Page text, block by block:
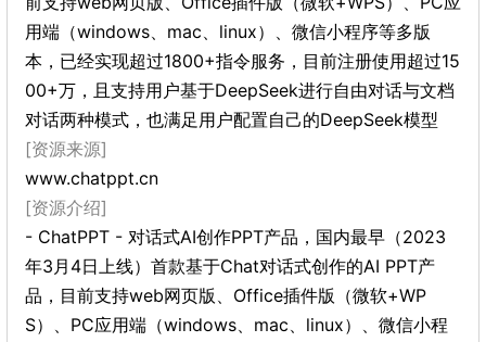
用端（windows、mac、linux）、微信小程序等多版
本，已经实现超过1800+指令服务，目前注册使用超过15
00+万，且支持用户基于DeepSeek进行自由对话与文档
对话两种模式，也满足用户配置自己的DeepSeek模型
[资源来源]
www.chatppt.cn
[资源介绍]
- ChatPPT - 对话式AI创作PPT产品，国内最早（2023
年3月4日上线）首款基于Chat对话式创作的AI PPT产
品，目前支持web网页版、Office插件版（微软+WP
S）、PC应用端（windows、mac、linux）、微信小程